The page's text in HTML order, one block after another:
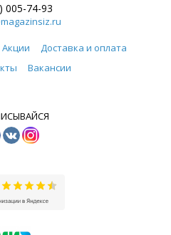
005-74-93
Акции
Доставка и оплата
Вакансии